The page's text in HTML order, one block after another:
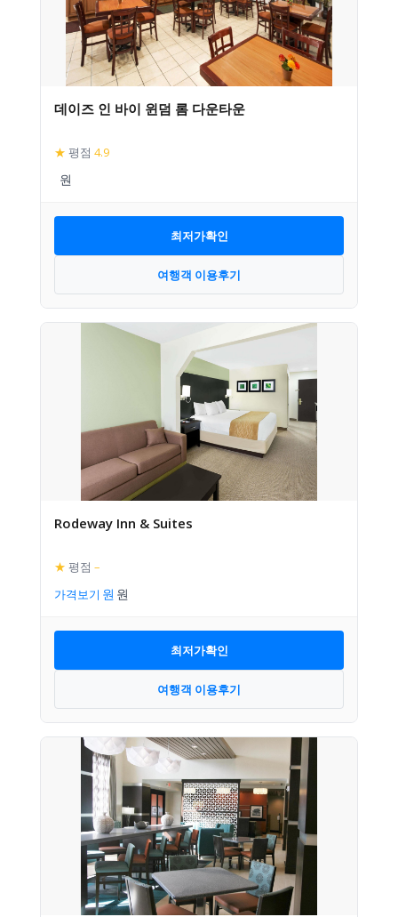
데이즈 인 바이 윈덤 롬 다운타운
★ 평점 4.9
최저가확인
여행객 이용후기
Rodeway Inn & Suites
★ 평점 –
가격보기
최저가확인
여행객 이용후기